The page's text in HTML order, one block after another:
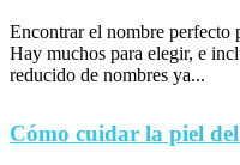
Encontrar el nombre perfecto
Hay muchos para elegir, e
reducido de nombres ya...
Cómo cuidar la piel